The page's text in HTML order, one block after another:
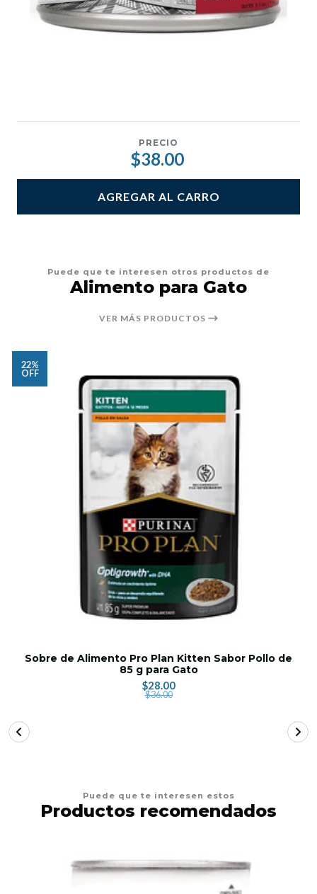
PRECIO
$38.00
AGREGAR AL CARRO
Puede que te interesen otros productos de
Alimento para Gato
VER MÁS PRODUCTOS
22%
OFF
Sobre de Alimento Pro Plan Kitten Sabor Pollo de
85 g para Gato
$28.00
$36.00
Puede que te interesen estos
Productos recomendados